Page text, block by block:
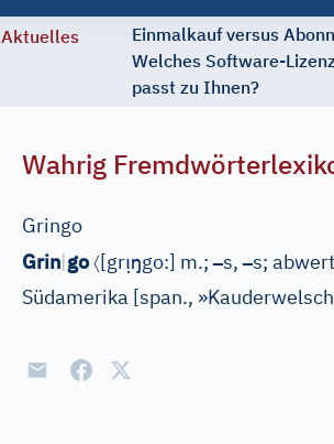
Aktuelles
Einmalkauf versus
Welches Software-
passt zu Ihnen?
Wahrig
Gringo
Grin|go〈[grı̣ŋgo:] m.;–s,–s;
Südamerika [span.,